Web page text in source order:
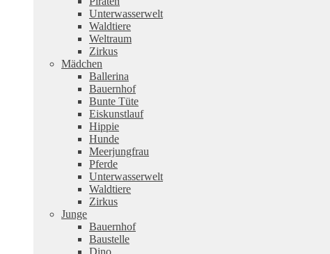
Unterwasserwelt
Waldtiere
Weltraum
Zirkus
Mädchen
Ballerina
Bauernhof
Bunte Tüte
Eiskunstlauf
Hippie
Hunde
Meerjungfrau
Pferde
Unterwasserwelt
Waldtiere
Zirkus
Junge
Bauernhof
Baustelle
Dino